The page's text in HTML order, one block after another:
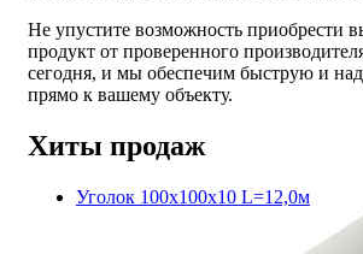
Не упустите возможность приобрести
продукт от проверенного
сегодня, и мы обеспечим быструю и
прямо к вашему объекту.
Хиты продаж
Уголок 100х100х10 L=12,0м